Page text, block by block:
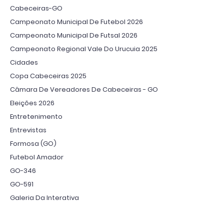
Cabeceiras-GO
Campeonato Municipal De Futebol 2026
Campeonato Municipal De Futsal 2026
Campeonato Regional Vale Do Urucuia 2025
Cidades
Copa Cabeceiras 2025
Câmara De Vereadores De Cabeceiras - GO
Eleições 2026
Entretenimento
Entrevistas
Formosa (GO)
Futebol Amador
GO-346
GO-591
Galeria Da Interativa